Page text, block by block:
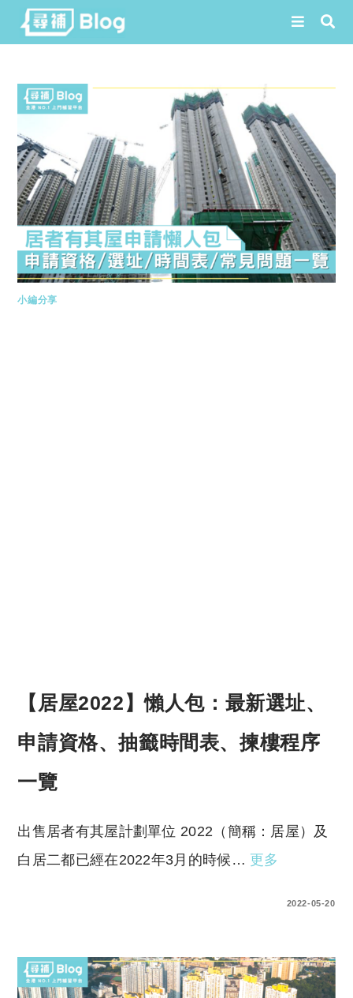
content
小編分享
【居屋2022】懶人包：最新選址、
申請資格、抽籤時間表、揀樓程序
一覽
出售居者有其屋計劃單位 2022（簡稱：居屋）及
白居二都已經在2022年3月的時候… 更多
2022-05-20